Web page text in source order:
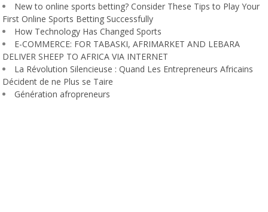
New to online sports betting? Consider These Tips to Play Your
First Online Sports Betting Successfully
How Technology Has Changed Sports
E-COMMERCE: FOR TABASKI, AFRIMARKET AND LEBARA
DELIVER SHEEP TO AFRICA VIA INTERNET
La Révolution Silencieuse : Quand Les Entrepreneurs Africains
Décident de ne Plus se Taire
Génération afropreneurs